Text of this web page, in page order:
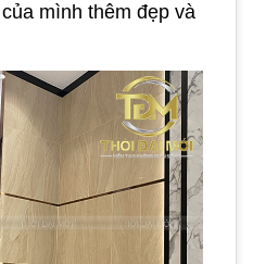
mình thêm đẹp và